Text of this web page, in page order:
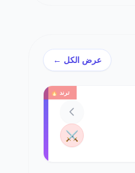
عرض الكل ←
ترند 🔥
⚔️